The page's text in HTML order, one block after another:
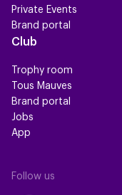
Private Events
Brand portal
Club
Trophy room
Tous Mauves
Brand portal
Jobs
App
Follow us